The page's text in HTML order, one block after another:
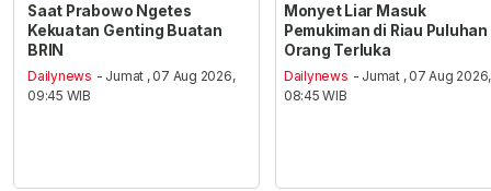
Saat Prabowo Ngetes
Kekuatan Genting Buatan
BRIN
Dailynews - Jumat , 07 Aug 2026,
09:45 WIB
Monyet Liar Masuk
Pemukiman di Riau Puluhan
Orang Terluka
Dailynews - Jumat , 07 Aug 2026,
08:45 WIB